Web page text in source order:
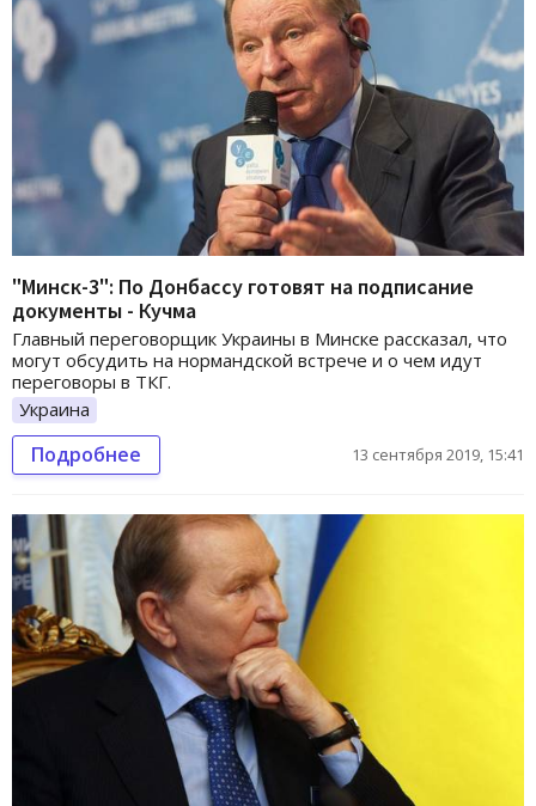
"Минск-3": По Донбассу готовят на подписание
документы - Кучма
Главный переговорщик Украины в Минске рассказал, что
могут обсудить на нормандской встрече и о чем идут
переговоры в ТКГ.
Украина
Подробнее 13 сентября 2019, 15:41